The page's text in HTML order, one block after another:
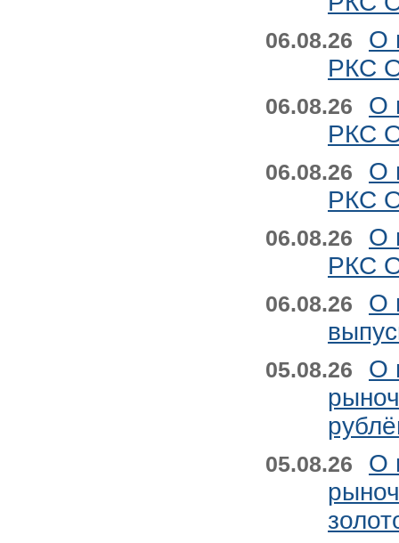
06.08.26
О
РКС
06.08.26
О
РКС
06.08.26
О
РКС
06.08.26
О
РКС
06.08.26
О
05.08.26
О
05.08.26
О